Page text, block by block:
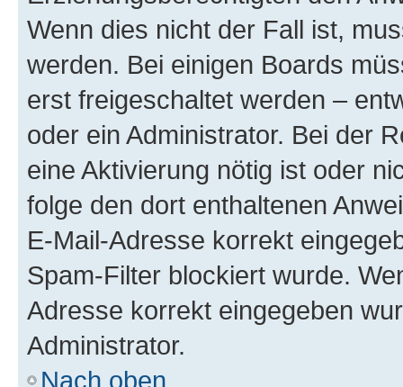
Wenn dies nicht der Fall ist,
werden. Bei einigen Boards
erst freigeschaltet werden –
oder ein Administrator. Bei der
eine Aktivierung nötig ist oder
folge den dort enthaltenen
E-Mail-Adresse korrekt
Spam-Filter blockiert wurde.
Adresse korrekt eingegeben
Administrator.
Nach oben